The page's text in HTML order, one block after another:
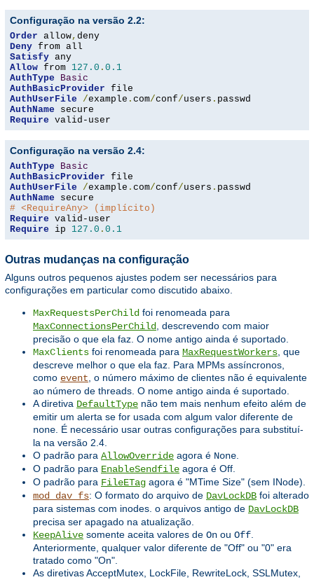
Configuração na versão 2.2:
Order allow,
Deny
Satisfy
Allow from 127.0 . 0.1
AuthType
Basic
AuthBasicProvider
AuthUserFile
/example . com/conf/users .
AuthName
Require valid-user
Configuração na versão 2.4:
AuthType
Basic
AuthBasicProvider
AuthUserFile
/example . com/conf/users .
AuthName
# <RequireAny> (implícito)
Require
Require ip 127.0 . 0.1
Outras mudanças na configuração
Alguns outros pequenos ajustes podem ser necessários para
configurações em particular como discutido abaixo.
MaxRequestsPerChild foi renomeada para
MaxConnectionsPerChild
, descrevendo com maior
precisão o que ela faz. O nome antigo ainda é suportado.
MaxClients foi renomeada para MaxRequestWorkers , que
descreve melhor o que ela faz. Para MPMs assíncronos,
como event , o número máximo de clientes não é equivalente
ao número de threads. O nome antigo ainda é suportado.
A diretiva DefaultType não tem mais nenhum efeito além de
emitir um alerta se for usada com algum valor diferente de
none . É necessário usar outras configurações para substituí-
la na versão 2.4.
O padrão para AllowOverride agora é None
O padrão para EnableSendfile agora é Off.
O padrão para FileETag agora é "MTime Size" (sem INode).
mod_dav_fs: O formato do arquivo de DavLockDB foi alterado
para sistemas com inodes. o arquivos antigo de DavLockDB
precisa ser apagado na atualização.
KeepAlive somente aceita valores de On ou Off
Anteriormente, qualquer valor diferente de "Off" ou "0" era
tratado como "On".
As diretivas AcceptMutex, LockFile, RewriteLock, SSLMutex,